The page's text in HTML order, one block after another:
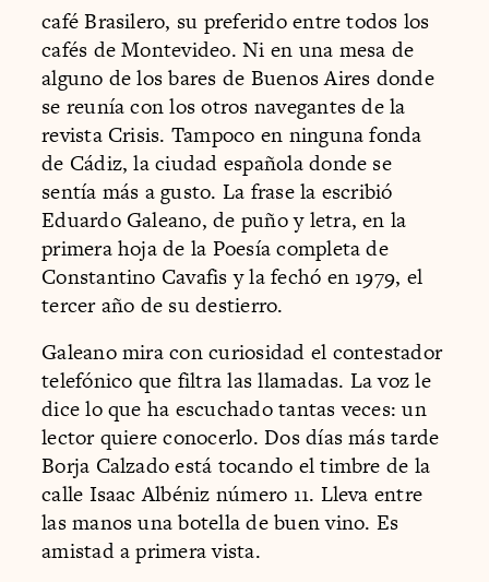
café Brasilero, su preferido entre todos los
cafés de Montevideo. Ni en una mesa de
alguno de los bares de Buenos Aires donde
se reunía con los otros navegantes de la
revista Crisis. Tampoco en ninguna fonda
de Cádiz, la ciudad española donde se
sentía más a gusto. La frase la escribió
Eduardo Galeano, de puño y letra, en la
primera hoja de la Poesía completa de
Constantino Cavafis y la fechó en 1979, el
tercer año de su destierro.
Galeano mira con curiosidad el contestador
telefónico que filtra las llamadas. La voz le
dice lo que ha escuchado tantas veces: un
lector quiere conocerlo. Dos días más tarde
Borja Calzado está tocando el timbre de la
calle Isaac Albéniz número 11. Lleva entre
las manos una botella de buen vino. Es
amistad a primera vista.